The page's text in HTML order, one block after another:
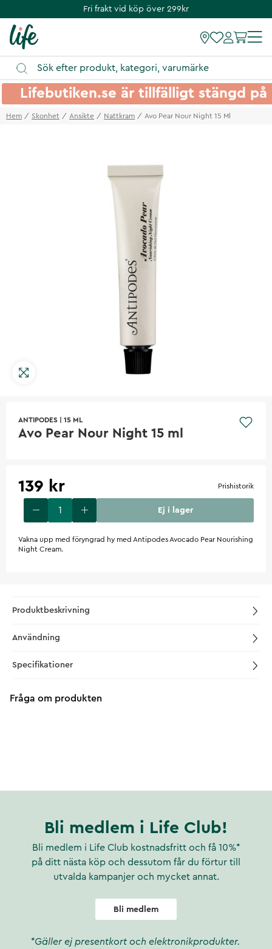
Fri frakt vid köp över 299kr
Lifebutiken.se är tillfälligt stängd
Hem Skonhet Ansikte Nattkram Avo Pear Nour Night 15 Ml
ANTIPODES 15 ML
Avo Pear Nour Night 15 ml
139 kr Prishistorik
Ej i lager
Vakna upp med föryngrad hy med Antipodes Avocado Pear Nourishing
Night Cream.
Produktbeskrivning
Användning
Specifikationer
Fråga om produkten
Bli medlem i Life Club!
Bli medlem i Life Club kostnadsfritt och få 10%*
på ditt nästa köp och dessutom får du förtur till
utvalda kampanjer och mycket annat.
Bli medlem
*Gäller ej presentkort och elektronikprodukter.